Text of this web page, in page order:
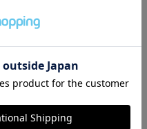
的に追求しました。内
(Hyper Sonic Motor)搭
ズなAFに。ピントを合わ
だけで、ピントの微調
ルも可能です。また、高
マウントを採用。長期
を施して強度を高め、高
た。内部のパーツに
リー
ウント
サリー
リー
リー(新品)
ウント
リー